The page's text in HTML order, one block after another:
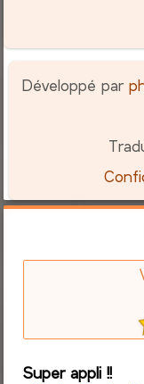
Développé par
Super appli !!